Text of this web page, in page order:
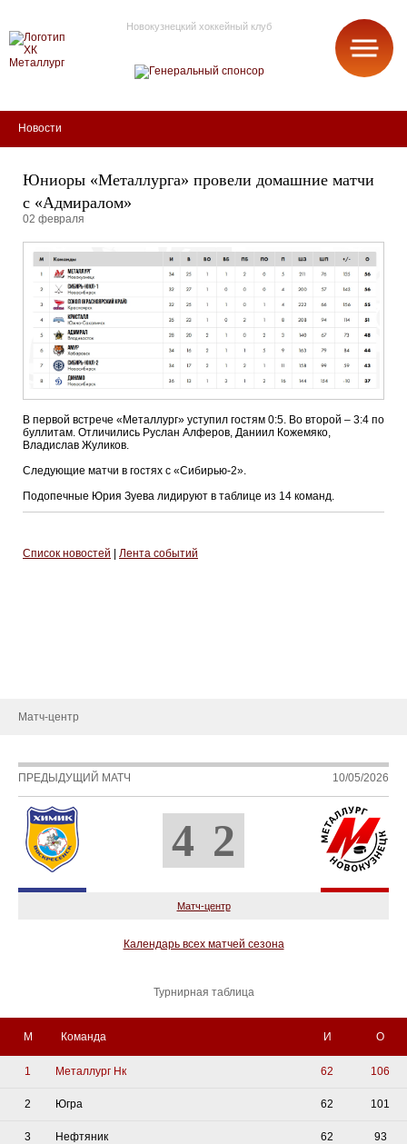
Новокузнецкий хоккейный клуб
Новости
Юниоры «Металлурга» провели домашние матчи
с «Адмиралом»
02 февраля
В первой встрече «Металлург» уступил гостям 0:5. Во второй – 3:4 по
буллитам. Отличились Руслан Алферов, Даниил Кожемяко,
Владислав Жуликов.
Следующие матчи в гостях с «Сибирью-2».
Подопечные Юрия Зуева лидируют в таблице из 14 команд.
Список новостей Лента событий
Матч-центр
ПРЕДЫДУЩИЙ МАТЧ 10/05/2026
4 2
Матч-центр
Календарь всех матчей сезона
Турнирная таблица
М Команда И О
1 Металлург Нк 62 106
2 Югра 62 101
3 Нефтяник 62 93